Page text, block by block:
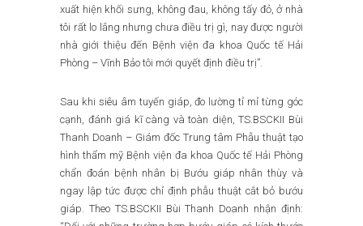
xuất hiện khối sưng, không đau, không tấy đỏ, ở nhà
tôi rất lo lắng nhưng chưa điều trị gì, nay được người
nhà giới thiệu đến Bệnh viện đa khoa Quốc tế Hải
Phòng – Vĩnh Bảo tôi mới quyết định điều trị”.
Sau khi siêu âm tuyến giáp, đo lường tỉ mỉ từng góc
cạnh, đánh giá kĩ càng và toàn diện, TS.BSCKII Bùi
Thanh Doanh – Giám đốc Trung tâm Phẫu thuật tạo
hình thẩm mỹ Bệnh viện đa khoa Quốc tế Hải Phòng
chẩn đoán bệnh nhân bị Bướu giáp nhân thùy và
ngay lập tức được chỉ định phẫu thuật cắt bỏ bướu
giáp. Theo TS.BSCKII Bùi Thanh Doanh nhận định: